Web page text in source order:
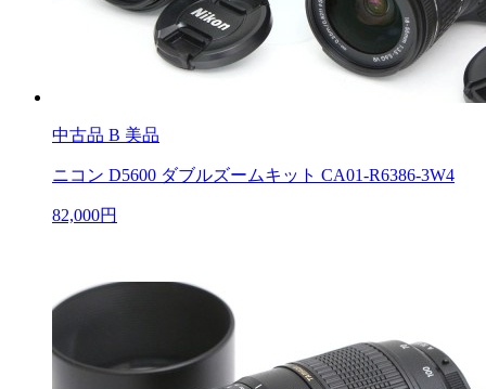
中古品 B 美品
ニコン D5600 ダブルズームキット CA01-R6386-3W4
82,000円